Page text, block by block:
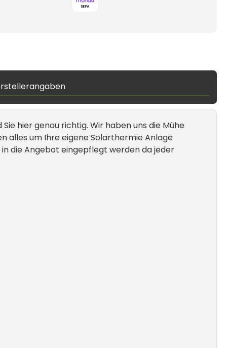
Sie hier genau richtig. Wir haben uns die Mühe
alles um Ihre eigene Solarthermie Anlage
die Angebot eingepflegt werden da jeder